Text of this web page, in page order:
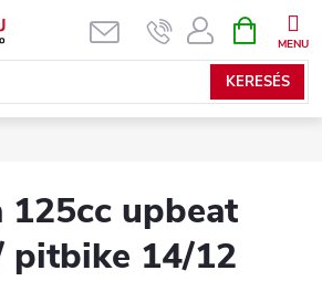
KERESÉS
KOSÁR
upbeat
14/12